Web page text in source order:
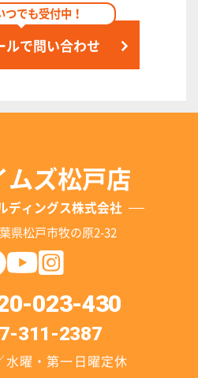
つでも受付中！
ルで問い合わせ
ムズ松戸店
ディングス株式会社
県松戸市牧の原2-32
023-430
311-2387
曜・第一日曜定休